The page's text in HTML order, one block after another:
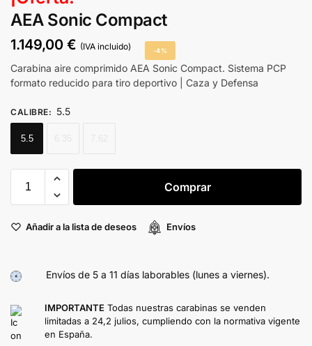
AEA Sonic Compact
1.149,00 € (IVA incluido) -4%
Carabina aire comprimido AEA Sonic Compact. Sistema PCP
formato reducido para tiro deportivo | Caza y Defensa
CALIBRE: 5.5
5.5
Comprar
Añadir a la lista de deseos Envíos
Envíos de 5 a 11 días laborables (lunes a viernes).
IMPORTANTE Todas nuestras carabinas se venden
limitadas a 24,2 julios, cumpliendo con la normativa vigente
en España.